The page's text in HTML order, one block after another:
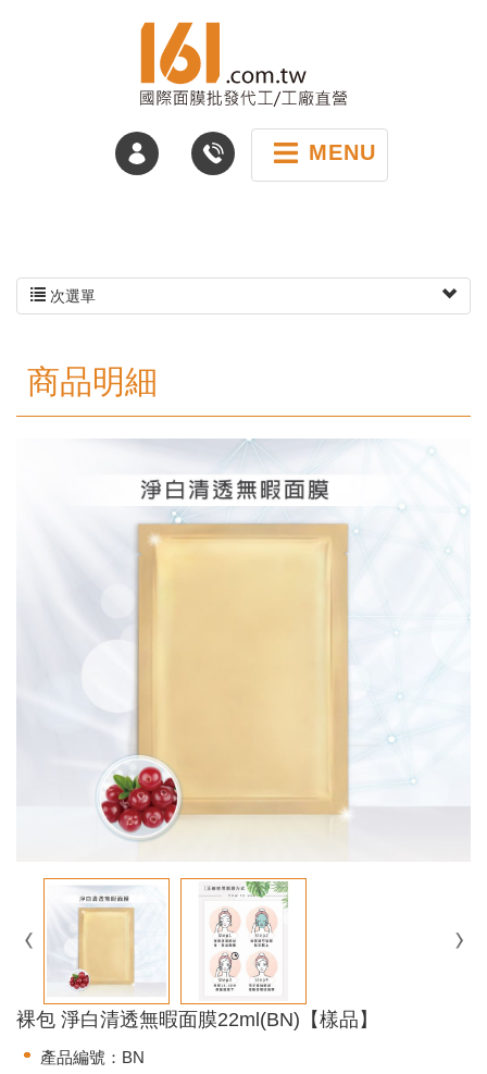
MENU
次選單
商品明細
裸包 淨白清透無暇面膜22ml(BN)【樣品】
產品編號：BN